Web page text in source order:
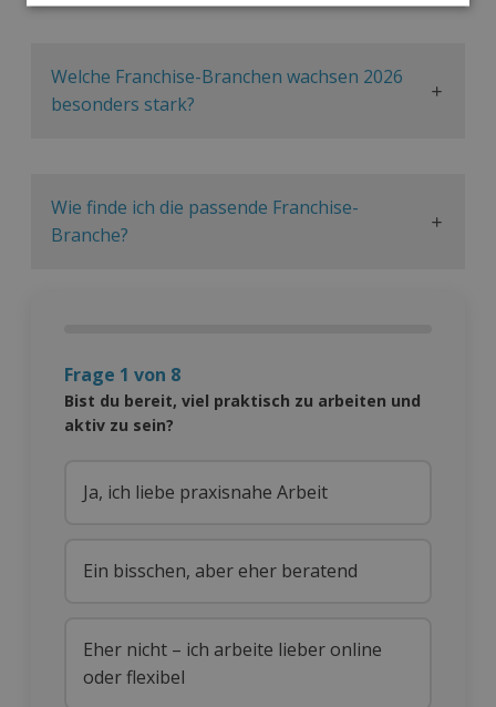
Welche Franchise-Branchen wachsen 2026
besonders stark?
Wie finde ich die passende Franchise-
Branche?
Frage 1 von 8
Bist du bereit, viel praktisch zu arbeiten und
aktiv zu sein?
Ja, ich liebe praxisnahe Arbeit
Ein bisschen, aber eher beratend
Eher nicht – ich arbeite lieber online
oder flexibel